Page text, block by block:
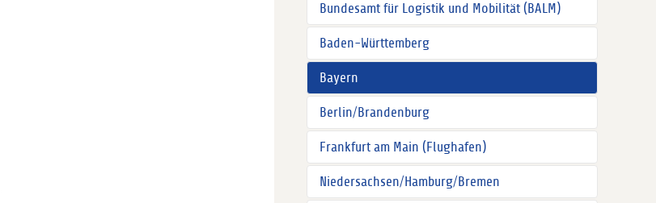
Bundesamt für Logistik und Mobilität (BALM)
Baden-Württemberg
Bayern
Berlin/Brandenburg
Frankfurt am Main (Flughafen)
Niedersachsen/Hamburg/Bremen